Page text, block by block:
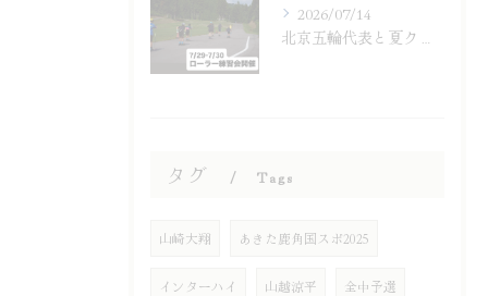
2026/07/14
タグ Tags
山崎大翔 あきた鹿角国スポ2025
インターハイ 山越涼平 全中予選